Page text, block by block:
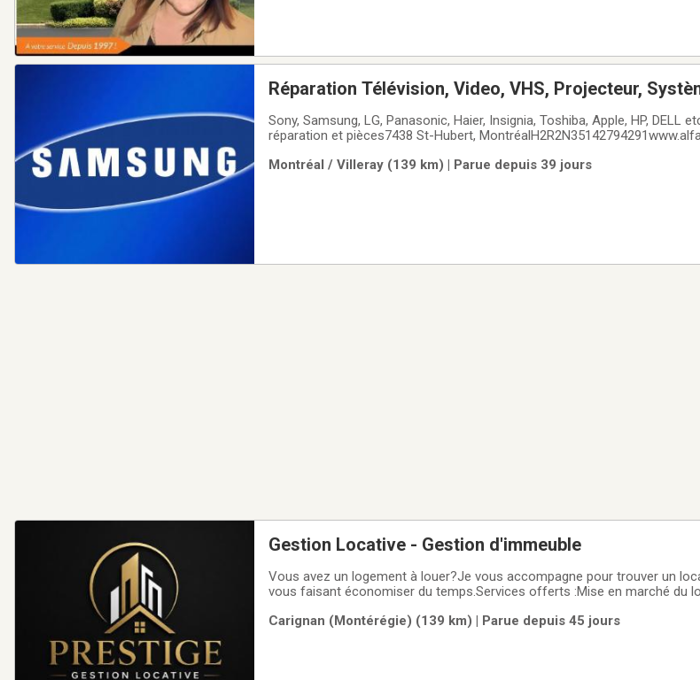
Réparation Télévision, Video, VHS, Projecteur,
Sony, Samsung, LG, Panasonic, Haier, Insignia, Toshiba, Apple, HP, DELL
réparation et pièces7438 St-Hubert,
Montréal / Villeray (139 km) | Parue depuis 39 jours
Gestion Locative - Gestion d'immeuble
Vous avez un logement à louer?Je vous accompagne pour trouver un
vous faisant économiser du temps.Services offerts :Mise en marché du
candidatSignature du bailGestion locative
Carignan (Montérégie) (139 km) | Parue depuis 45 jours